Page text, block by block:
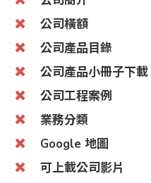
公司橫額
公司產品目錄
公司產品小冊子下載
公司工程案例
業務分類
Google 地圖
可上載公司影片